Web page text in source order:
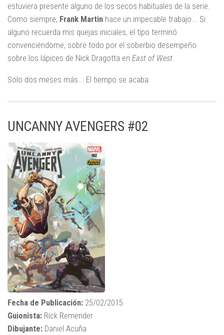
estuviera presente alguno de los secos habituales de la serie.
Como siempre, Frank Martin hace un impecable trabajo... Si
alguno recuerda mis quejas iniciales, el tipo terminó
convenciéndome, sobre todo por el soberbio desempeño
sobre los lápices de Nick Dragotta en East of West
Solo dos meses más... El tiempo se acaba.
UNCANNY AVENGERS #02
Fecha de Publicación: 25/02/2015
Guionista: Rick Remender
Dibujante: Daniel Acuña